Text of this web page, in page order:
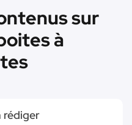
sur
à
rédiger